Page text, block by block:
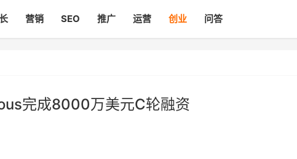
营销 SEO 推广 运营 创业 问答
完成8000万美元C轮融资